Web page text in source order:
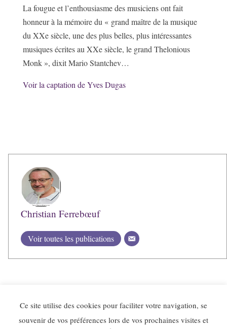
La fougue et l’enthousiasme des musiciens ont fait
honneur à la mémoire du « grand maître de la musique
du XXe siècle, une des plus belles, plus intéressantes
musiques écrites au XXe siècle, le grand Thelonious
Monk », dixit Mario Stantchev…
Voir la captation de Yves Dugas
Christian Ferrebœuf
Voir toutes les publications
Ce site utilise des cookies pour faciliter votre navigation, se
souvenir de vos préférences lors de vos prochaines visites et